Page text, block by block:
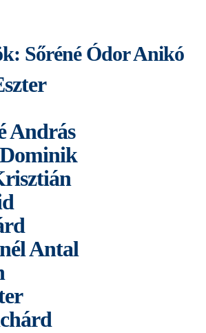
Sőréné Ódor Anikó
András
Antal